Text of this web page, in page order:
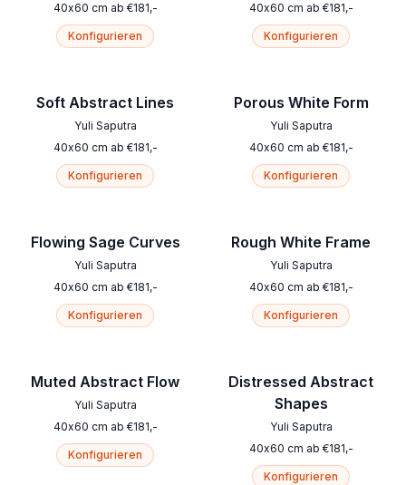
40x60 cm ab €181,-
Konfigurieren
Soft Abstract Lines
Yuli Saputra
40x60 cm ab €181,-
Konfigurieren
Flowing Sage Curves
Yuli Saputra
40x60 cm ab €181,-
Konfigurieren
Muted Abstract Flow
Yuli Saputra
40x60 cm ab €181,-
Konfigurieren
40x60 cm ab €181,-
Konfigurieren
Porous White Form
Yuli Saputra
40x60 cm ab €181,-
Konfigurieren
Rough White Frame
Yuli Saputra
40x60 cm ab €181,-
Konfigurieren
Distressed Abstract
Shapes
Yuli Saputra
40x60 cm ab €181,-
Konfigurieren